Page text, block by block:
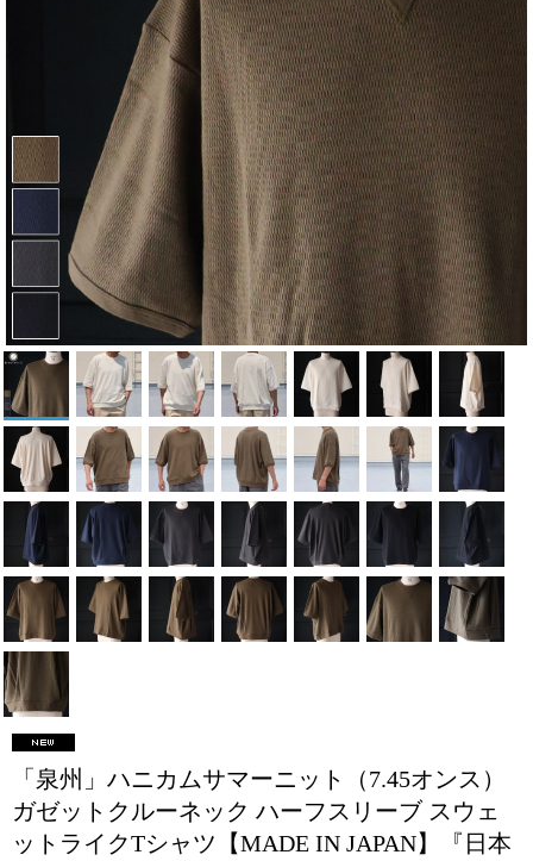
「泉州」ハニカムサマーニット（7.45オンス）
ガゼットクルーネック ハーフスリーブ スウェ
ットライクTシャツ【MADE IN JAPAN】『日本